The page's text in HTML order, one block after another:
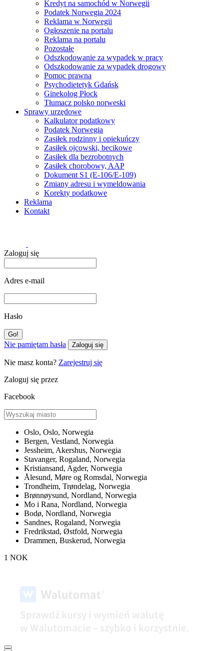
Kredyt na samochód w Norwegii
Podatek Norwegia 2024
Reklama w Norwegii
Ogłoszenie na portalu
Reklama na portalu
Pozostałe
Odszkodowanie za wypadek w pracy
Odszkodowanie za wypadek drogowy
Pomoc prawna
Psychodietetyk Gdańsk
Ginekolog Płock
Tłumacz polsko norweski
Sprawy urzędowe
Kalkulator podatkowy
Podatek Norwegia
Zasiłek rodzinny i opiekuńczy
Zasiłek ojcowski, becikowe
Zasiłek dla bezrobotnych
Zasiłek chorobowy, AAP
Dokument S1 (E-106/E-109)
Zmiany adresu i wymeldowania
Korekty podatkowe
Reklama
Kontakt
Zaloguj się
Adres e-mail
Hasło
Nie pamiętam hasła Zaloguj się
Nie masz konta? Zarejestruj się
Zaloguj się przez
Facebook
Oslo, Oslo, Norwegia
Bergen, Vestland, Norwegia
Jessheim, Akershus, Norwegia
Stavanger, Rogaland, Norwegia
Kristiansand, Agder, Norwegia
Ålesund, Møre og Romsdal, Norwegia
Trondheim, Trøndelag, Norwegia
Brønnøysund, Nordland, Norwegia
Mo i Rana, Nordland, Norwegia
Bodø, Nordland, Norwegia
Sandnes, Rogaland, Norwegia
Fredrikstad, Østfold, Norwegia
Drammen, Buskerud, Norwegia
1 NOK